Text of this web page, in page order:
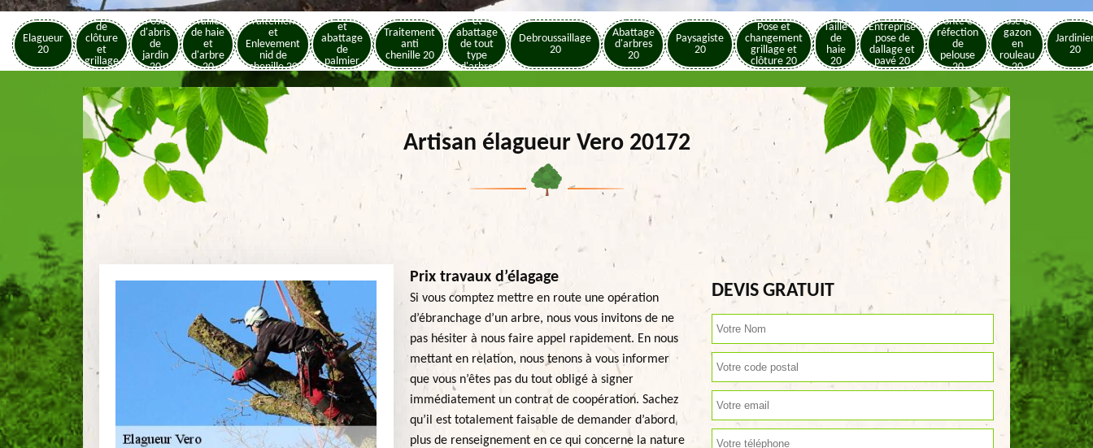
Elagueur
20
Pose
de
clôture
et
grillage
20
Pose
d'abris
de
jardin
20
Taille
de haie
et
d'arbre
20
Traitement
et
Enlevement
nid de
chenille 20
Elagage
et
abattage
de
palmier
20
Traitement
anti
chenille 20
Elagage
et
abattage
de tout
type
d'arbre
Debroussaillage
20
Abattage
d'arbres
20
Paysagiste
20
Pose et
changement
grillage et
clôture 20
Taille
de
haie
20
Entreprise
pose de
dallage et
pavé 20
Tonte et
réfection
de
pelouse
20
Pose de
gazon
en
rouleau
20
20
Artisan élagueur Vero 20172
Prix travaux d’élagage
Si vous comptez mettre en route une opération
d’ébranchage d’un arbre, nous vous invitons de ne
pas hésiter à nous faire appel rapidement. En nous
mettant en relation, nous tenons à vous informer
que vous n’êtes pas du tout obligé à signer
immédiatement un contrat de coopération. Sachez
qu’il est totalement faisable de demander d’abord
plus de renseignement en ce qui concerne la nature
DEVIS GRATUIT